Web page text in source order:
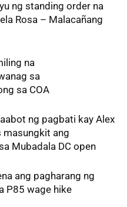
ng standing order na
Rosa – Malacañang
na
sa
sa COA
ng pagbati kay Alex
masungkit ang
Mubadala DC open
ang pagharang ng
P85 wage hike